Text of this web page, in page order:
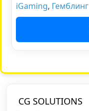
iGaming, Гемблинг
CG SOLUTIONS